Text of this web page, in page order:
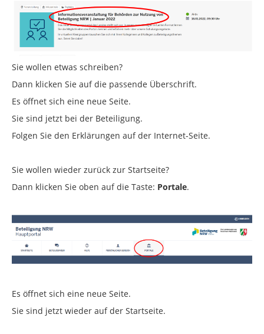
Sie wollen etwas schreiben?
Dann klicken Sie auf die passende Überschrift.
Es öffnet sich eine neue Seite.
Sie sind jetzt bei der Beteiligung.
Folgen Sie den Erklärungen auf der Internet-Seite.
Sie wollen wieder zurück zur Startseite?
Dann klicken Sie oben auf die Taste: Portale.
Es öffnet sich eine neue Seite.
Sie sind jetzt wieder auf der Startseite.